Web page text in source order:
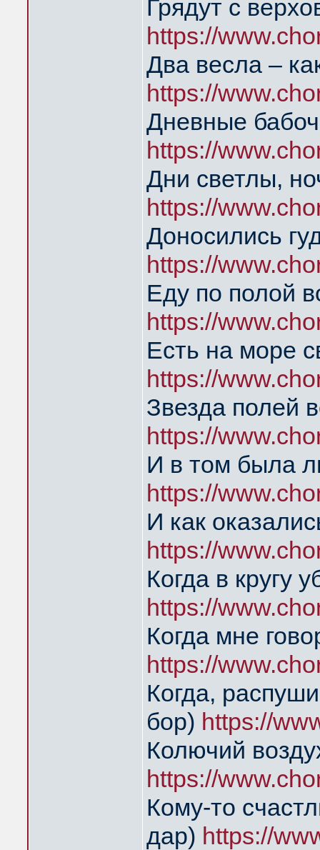
Грядут с
https://
Два весла –
https://
Дневные
https://
Дни светлы,
https://
Доносились
https://
Еду по полой
https://
Есть на море
https://
Звезда полей
https://
И в том была
https://
И как
https://
Когда в кругу
https://
Когда мне
https://
Когда,
бор) https://
Колючий
https://
Кому-то
дар) https://